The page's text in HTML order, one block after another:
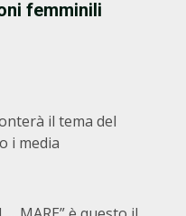
femminili
il tema del
i media